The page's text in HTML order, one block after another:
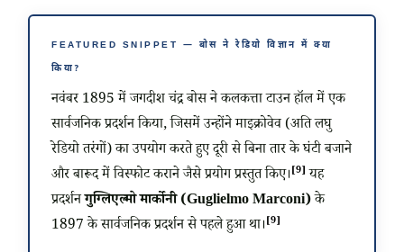
FEATURED SNIPPET — बोस ने रेडियो विज्ञान में क्या
किया?
नवंबर 1895 में जगदीश चंद्र बोस ने कलकत्ता टाउन हॉल में एक
सार्वजनिक प्रदर्शन किया, जिसमें उन्होंने माइक्रोवेव (अति लघु
रेडियो तरंगों) का उपयोग करते हुए दूरी से बिना तार के घंटी बजाने
और बारूद में विस्फोट कराने जैसे प्रयोग प्रस्तुत किए।[9] यह
प्रदर्शनगुग्लिएल्मो मार्कोनी (Guglielmo Marconi)के
1897 के सार्वजनिक प्रदर्शन से पहले हुआ था।[9]